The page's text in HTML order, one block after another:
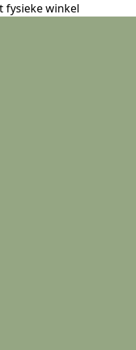
fysieke winkel